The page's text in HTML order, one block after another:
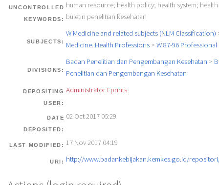
UNCONTROLLED
KEYWORDS:
human resource; health policy; health system;
buletin penelitian kesehatan
SUBJECTS:
W Medicine and related subjects (NLM Classification)
Medicine. Health Professions> W 87-96
DIVISIONS:
Badan Penelitian dan Pengembangan Kesehatan >
Penelitian dan Pengembangan Kesehatan
DEPOSITING
USER:
Administrator Eprints
DATE
DEPOSITED:
02 Oct 2017 05:29
LAST MODIFIED: 17 Nov 2017 04:19
URI: http://www.badankebijakan.kemkes.go.id/